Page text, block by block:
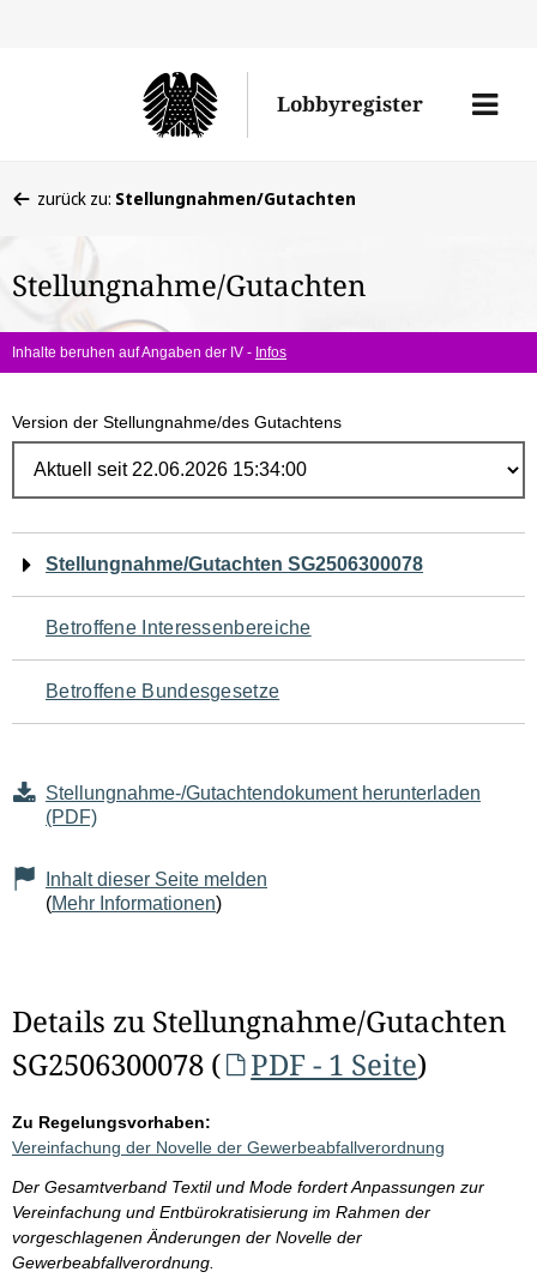
Lobbyregister
Menü
befinden
hier:
zurück zu: Stellungnahmen/Gutachten
Stellungnahme/Gutachten
Inhalte beruhen auf Angaben der IV - Infos
Version der Stellungnahme/des Gutachtens
Navigation
für
den
Seiteninhalt
Stellungnahme/Gutachten SG2506300078
Betroffene Interessenbereiche
Betroffene Bundesgesetze
Stellungnahme-/Gutachtendokument herunterladen
(PDF)
Inhalt dieser Seite melden
(Mehr Informationen)
Details zu Stellungnahme/Gutachten
SG2506300078 (
PDF - 1 Seite)
Zu Regelungsvorhaben:
Vereinfachung der Novelle der Gewerbeabfallverordnung
Der Gesamtverband Textil und Mode fordert Anpassungen zur
Vereinfachung und Entbürokratisierung im Rahmen der
vorgeschlagenen Änderungen der Novelle der
Gewerbeabfallverordnung.